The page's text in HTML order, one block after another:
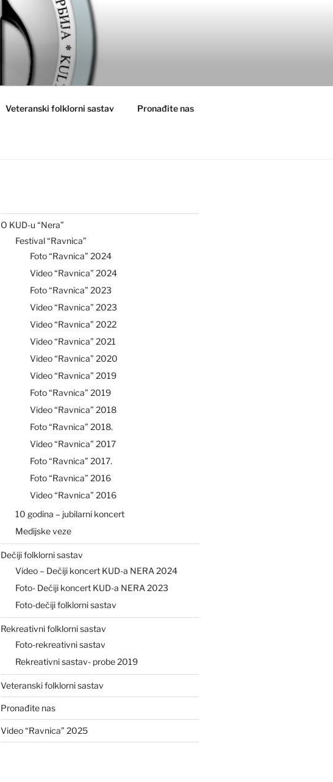
Veteranski folklorni sastav Pronađite nas
O KUD-u “Nera”
Festival “Ravnica”
Foto “Ravnica” 2024
Video “Ravnica” 2024
Foto “Ravnica” 2023
Video “Ravnica” 2023
Video “Ravnica” 2022
Video “Ravnica” 2021
Video “Ravnica” 2020
Video “Ravnica” 2019
Foto “Ravnica” 2019
Video “Ravnica” 2018
Foto “Ravnica” 2018.
Video “Ravnica” 2017
Foto “Ravnica” 2017.
Foto “Ravnica” 2016
Video “Ravnica” 2016
10 godina – jubilarni koncert
Medijske veze
Dečiji folklorni sastav
Video – Dečiji koncert KUD-a NERA 2024
Foto- Dečiji koncert KUD-a NERA 2023
Foto-dečiji folklorni sastav
Rekreativni folklorni sastav
Foto-rekreativni sastav
Rekreativni sastav- probe 2019
Veteranski folklorni sastav
Pronađite nas
Video “Ravnica” 2025